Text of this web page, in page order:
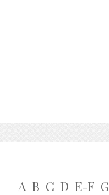
A B C D E-F G